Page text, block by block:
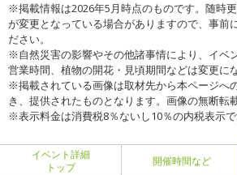
※掲載情報は2026年5月時点のものです。随時
が変更となっている場合がありますので、事前
ださい。
※自然災害の影響やその他諸事情により、イベ
営業時間、植物の開花・見頃期間などは変更に
※掲載されている画像は取材先から本ページへ
き、提供されたものとなります。画像の無断転
※表示料金は消費税8％ないし10％の内税表示で
イベント詳細
トップ
開催時間など